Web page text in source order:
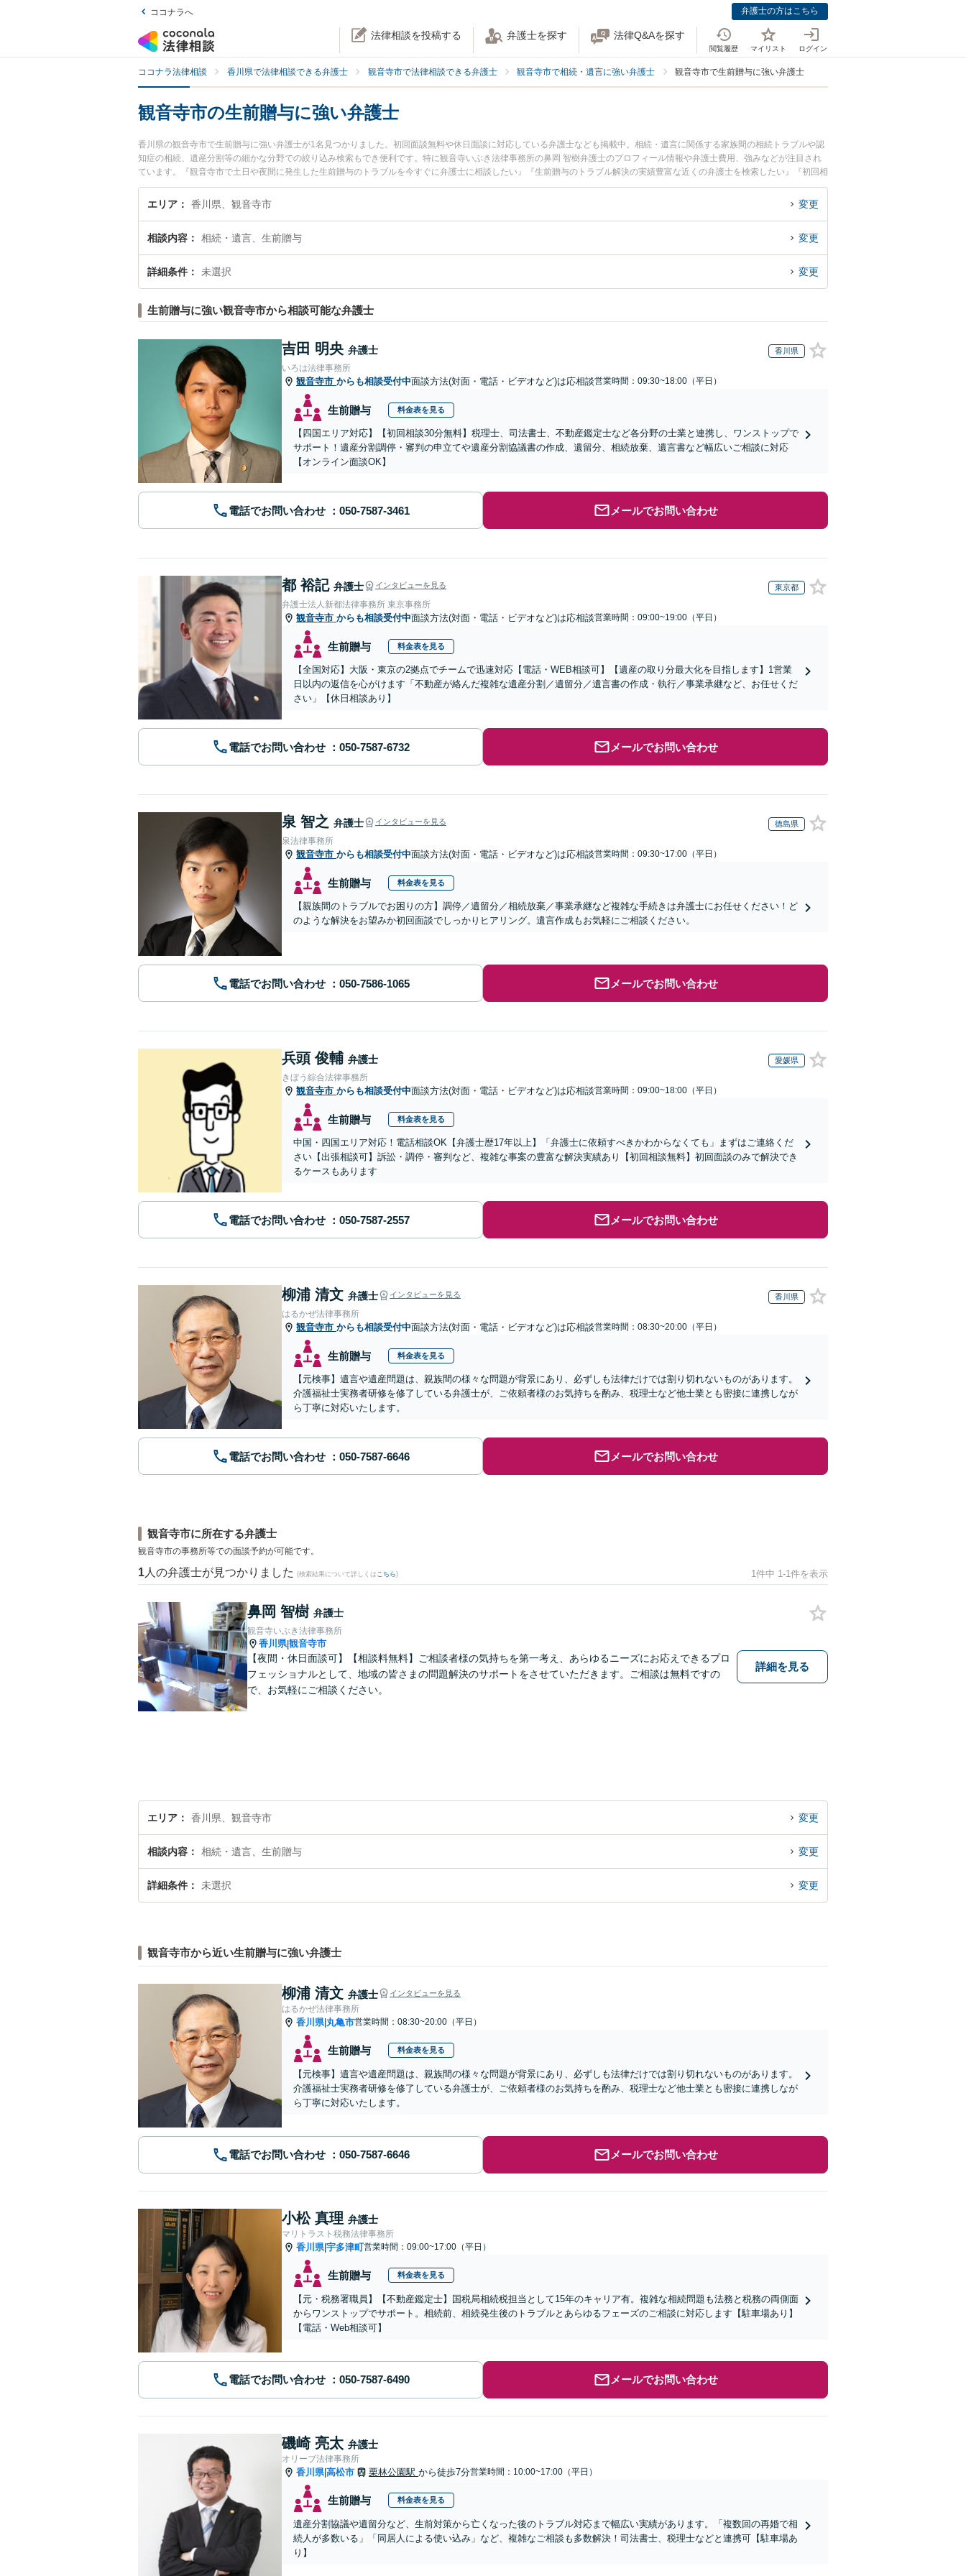
ココナラへ 弁護士の方はこちら
法律相談を投稿する 弁護士を探す 法律Q&Aを探す
閲覧履歴 マイリスト ログイン
ココナラ法律相談 香川県で法律相談できる弁護士 観音寺市で法律相談できる弁護士 観音寺市で相続・遺言に強い弁護士 観音寺市で生前贈与に強い弁護士
観音寺市の生前贈与に強い弁護士
香川県の観音寺市で生前贈与に強い弁護士が1名見つかりました。初回面談無料や休日面談に対応している弁護士なども掲載中。相続・遺言に関係する家族間の相続トラブルや認
知症の相続、遺産分割等の細かな分野での絞り込み検索もでき便利です。特に観音寺いぶき法律事務所の鼻岡 智樹弁護士のプロフィール情報や弁護士費用、強みなどが注目され
ています。『観音寺市で土日や夜間に発生した生前贈与のトラブルを今すぐに弁護士に相談したい』『生前贈与のトラブル解決の実績豊富な近くの弁護士を検索したい』『初回相
談無料で生前贈与を法律相談できる観音寺市内の弁護士に相談予約したい』などでお困りの相談者さんにおすすめです。
エリア 香川県、観音寺市 変更
相談内容 相続・遺言、生前贈与 変更
詳細条件 未選択 変更
生前贈与に強い観音寺市から相談可能な弁護士
吉田 明央 弁護士 香川県
いろは法律事務所
観音寺市 からも相談受付中面談方法(対面・電話・ビデオなど)は応相談営業時間：09:30~18:00（平日）
生前贈与 料金表を見る
【四国エリア対応】【初回相談30分無料】税理士、司法書士、不動産鑑定士など各分野の士業と連携し、ワンストップで
サポート！遺産分割調停・審判の申立てや遺産分割協議書の作成、遺留分、相続放棄、遺言書など幅広いご相談に対応
【オンライン面談OK】
電話でお問い合わせ メールでお問い合わせ
都 裕記 弁護士 インタビューを見る 東京都
弁護士法人新都法律事務所 東京事務所
観音寺市 からも相談受付中面談方法(対面・電話・ビデオなど)は応相談営業時間：09:00~19:00（平日）
生前贈与 料金表を見る
【全国対応】大阪・東京の2拠点でチームで迅速対応【電話・WEB相談可】【遺産の取り分最大化を目指します】1営業
日以内の返信を心がけます「不動産が絡んだ複雑な遺産分割／遺留分／遺言書の作成・執行／事業承継など、お任せくだ
さい」【休日相談あり】
電話でお問い合わせ メールでお問い合わせ
泉 智之 弁護士 インタビューを見る 徳島県
泉法律事務所
観音寺市 からも相談受付中面談方法(対面・電話・ビデオなど)は応相談営業時間：09:30~17:00（平日）
生前贈与 料金表を見る
【親族間のトラブルでお困りの方】調停／遺留分／相続放棄／事業承継など複雑な手続きは弁護士にお任せください！ど
のような解決をお望みか初回面談でしっかりヒアリング。遺言作成もお気軽にご相談ください。
電話でお問い合わせ メールでお問い合わせ
兵頭 俊輔 弁護士 愛媛県
きぼう綜合法律事務所
観音寺市 からも相談受付中面談方法(対面・電話・ビデオなど)は応相談営業時間：09:00~18:00（平日）
生前贈与 料金表を見る
中国・四国エリア対応！電話相談OK【弁護士歴17年以上】「弁護士に依頼すべきかわからなくても」まずはご連絡くだ
さい【出張相談可】訴訟・調停・審判など、複雑な事案の豊富な解決実績あり【初回相談無料】初回面談のみで解決でき
るケースもあります
電話でお問い合わせ メールでお問い合わせ
柳浦 清文 弁護士 インタビューを見る 香川県
はるかぜ法律事務所
観音寺市 からも相談受付中面談方法(対面・電話・ビデオなど)は応相談営業時間：08:30~20:00（平日）
生前贈与 料金表を見る
【元検事】遺言や遺産問題は、親族間の様々な問題が背景にあり、必ずしも法律だけでは割り切れないものがあります。
介護福祉士実務者研修を修了している弁護士が、ご依頼者様のお気持ちを酌み、税理士など他士業とも密接に連携しなが
ら丁寧に対応いたします。
電話でお問い合わせ メールでお問い合わせ
観音寺市に所在する弁護士
観音寺市の事務所等での面談予約が可能です。
1 人の弁護士が見つかりました (検索結果について詳しくは こちら) 1件中 1-1件を表示
鼻岡 智樹 弁護士
観音寺いぶき法律事務所
香川県|観音寺市
【夜間・休日面談可】【相談料無料】ご相談者様の気持ちを第一考え、あらゆるニーズにお応えできるプロ
フェッショナルとして、地域の皆さまの問題解決のサポートをさせていただきます。ご相談は無料ですの
で、お気軽にご相談ください。
詳細を見る
エリア 香川県、観音寺市 変更
相談内容 相続・遺言、生前贈与 変更
詳細条件 未選択 変更
観音寺市から近い生前贈与に強い弁護士
柳浦 清文 弁護士 インタビューを見る
はるかぜ法律事務所
香川県| 丸亀市営業時間：08:30~20:00（平日）
生前贈与 料金表を見る
【元検事】遺言や遺産問題は、親族間の様々な問題が背景にあり、必ずしも法律だけでは割り切れないものがあります。
介護福祉士実務者研修を修了している弁護士が、ご依頼者様のお気持ちを酌み、税理士など他士業とも密接に連携しなが
ら丁寧に対応いたします。
電話でお問い合わせ メールでお問い合わせ
小松 真理 弁護士
マリトラスト税務法律事務所
香川県|宇多津町営業時間：09:00~17:00（平日）
生前贈与 料金表を見る
【元・税務署職員】【不動産鑑定士】国税局相続税担当として15年のキャリア有。複雑な相続問題も法務と税務の両側面
からワンストップでサポート。相続前、相続発生後のトラブルとあらゆるフェーズのご相談に対応します【駐車場あり】
【電話・Web相談可】
電話でお問い合わせ メールでお問い合わせ
磯崎 亮太 弁護士
オリーブ法律事務所
香川県|高松市 栗林公園駅 から徒歩7分営業時間：10:00~17:00（平日）
生前贈与 料金表を見る
遺産分割協議や遺留分など、生前対策から亡くなった後のトラブル対応まで幅広い実績があります。「複数回の再婚で相
続人が多数いる」「同居人による使い込み」など、複雑なご相談も多数解決！司法書士、税理士などと連携可【駐車場あ
り】